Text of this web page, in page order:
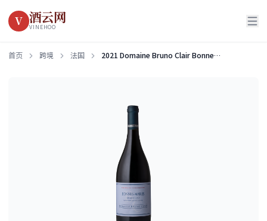
V 酒云网
VINEHOO
首页 跨境 法国 2021 Domaine Bruno Clair Bonnes-Mares Grand Cru